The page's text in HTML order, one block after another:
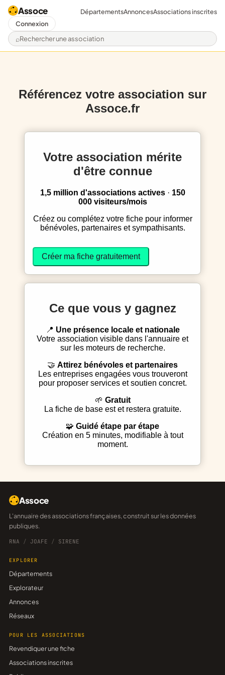
Assoce
Rechercher une association
DépartementsAnnoncesAssociations inscrites
Connexion
Référencez votre association sur
Assoce.fr
Votre association mérite
d'être connue
1,5 million d'associations actives· 150
000 visiteurs/mois
Créez ou complétez votre fiche pour informer
bénévoles, partenaires et sympathisants.
Créer ma fiche gratuitement
Ce que vous y gagnez
Une présence locale et nationale
Votre association visible dans l'annuaire et
sur les moteurs de recherche.
Attirez bénévoles et partenaires
Les entreprises engagées vous trouveront
pour proposer services et soutien concret.
Gratuit
La fiche de base est et restera gratuite.
Guidé étape par étape
Création en 5 minutes, modifiable à tout
moment.
Assoce
L'annuaire des associations françaises, construit sur les données
publiques.
RNA / JOAFE / SIRENE
EXPLORER
Départements
Explorateur
Annonces
Réseaux
POUR LES ASSOCIATIONS
Revendiquer une fiche
Associations inscrites